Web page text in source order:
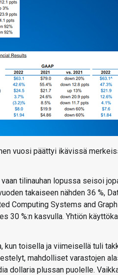
vuosi päättyi ikävissä
tilinauhan lopussa seisoi
takaiseen nähden 36 %,
Computing Systems and
30 %:n kasvulla. Yhtiön
kun toisella ja viimeisellä tuli
mahdolliset varastojen
dollaria plussan puolelle.